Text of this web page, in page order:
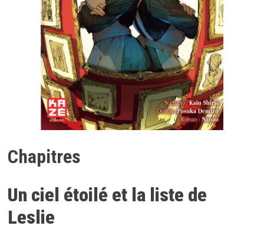
Chapitres
Un ciel étoilé et la liste de
Leslie